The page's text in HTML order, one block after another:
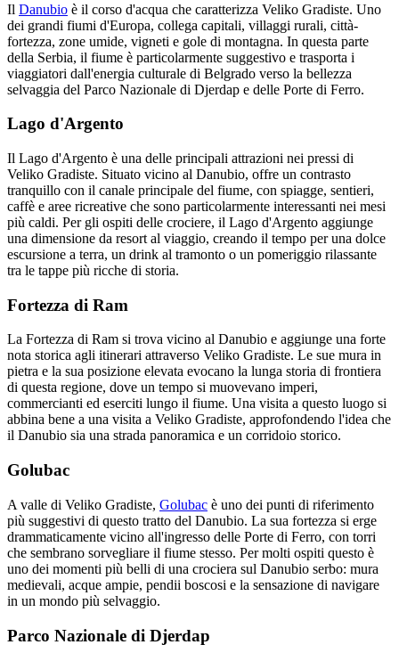
Il Danubio è il corso d'acqua che caratterizza Veliko Gradiste. Uno
dei grandi fiumi d'Europa, collega capitali, villaggi rurali, città-
fortezza, zone umide, vigneti e gole di montagna. In questa parte
della Serbia, il fiume è particolarmente suggestivo e trasporta i
viaggiatori dall'energia culturale di Belgrado verso la bellezza
selvaggia del Parco Nazionale di Djerdap e delle Porte di Ferro.
Lago d'Argento
Il Lago d'Argento è una delle principali attrazioni nei pressi di
Veliko Gradiste. Situato vicino al Danubio, offre un contrasto
tranquillo con il canale principale del fiume, con spiagge, sentieri,
caffè e aree ricreative che sono particolarmente interessanti nei mesi
più caldi. Per gli ospiti delle crociere, il Lago d'Argento aggiunge
una dimensione da resort al viaggio, creando il tempo per una dolce
escursione a terra, un drink al tramonto o un pomeriggio rilassante
tra le tappe più ricche di storia.
Fortezza di Ram
La Fortezza di Ram si trova vicino al Danubio e aggiunge una forte
nota storica agli itinerari attraverso Veliko Gradiste. Le sue mura in
pietra e la sua posizione elevata evocano la lunga storia di frontiera
di questa regione, dove un tempo si muovevano imperi,
commercianti ed eserciti lungo il fiume. Una visita a questo luogo si
abbina bene a una visita a Veliko Gradiste, approfondendo l'idea che
il Danubio sia una strada panoramica e un corridoio storico.
Golubac
A valle di Veliko Gradiste, Golubac è uno dei punti di riferimento
più suggestivi di questo tratto del Danubio. La sua fortezza si erge
drammaticamente vicino all'ingresso delle Porte di Ferro, con torri
che sembrano sorvegliare il fiume stesso. Per molti ospiti questo è
uno dei momenti più belli di una crociera sul Danubio serbo: mura
medievali, acque ampie, pendii boscosi e la sensazione di navigare
in un mondo più selvaggio.
Parco Nazionale di Djerdap